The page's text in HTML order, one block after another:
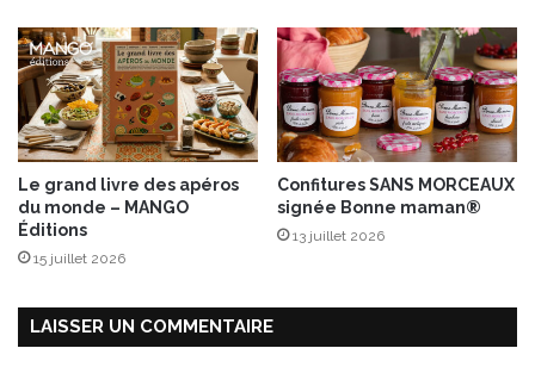
o
S
e
r
r
n
o
“
,
u
n
c
f
r
r
Le grand livre des apéros
du monde – MANGO
Éditions
15 juillet 2026
Confitures SANS MORCEAUX
signée Bonne maman®
13 juillet 2026
LAISSER UN COMMENTAIRE